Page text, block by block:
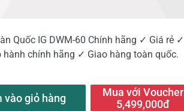
Quốc IG DWM-60 Chính hãng ✓ Giá rẻ ✓
chính hãng ✓ Giao hàng toàn quốc.
vào giỏ hàng
Mua với Voucher
5,499,000đ